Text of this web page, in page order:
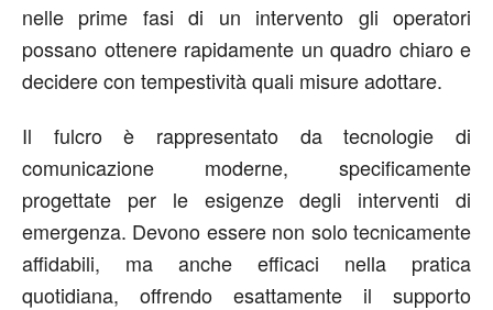
nelle prime fasi di un intervento gli operatori
possano ottenere rapidamente un quadro chiaro e
decidere con tempestività quali misure adottare.
Il fulcro è rappresentato da tecnologie di
comunicazione moderne, specificamente
progettate per le esigenze degli interventi di
emergenza. Devono essere non solo tecnicamente
affidabili, ma anche efficaci nella pratica
quotidiana, offrendo esattamente il supporto